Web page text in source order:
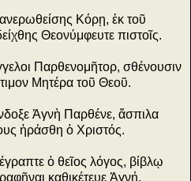
Κόρῃ, ἐκ τοῦ
Θεονύμφευτε πιστοῖς.
Παρθενομῆτορ, σθένουσιν
Μητέρα τοῦ Θεοῦ.
Ἁγνὴ Παρθένε, ἄσπιλα
ἠράσθη ὁ Χριστός.
ὁ θεῖος λόγος, βίβλῳ
καθικέτευε Ἁγνή.